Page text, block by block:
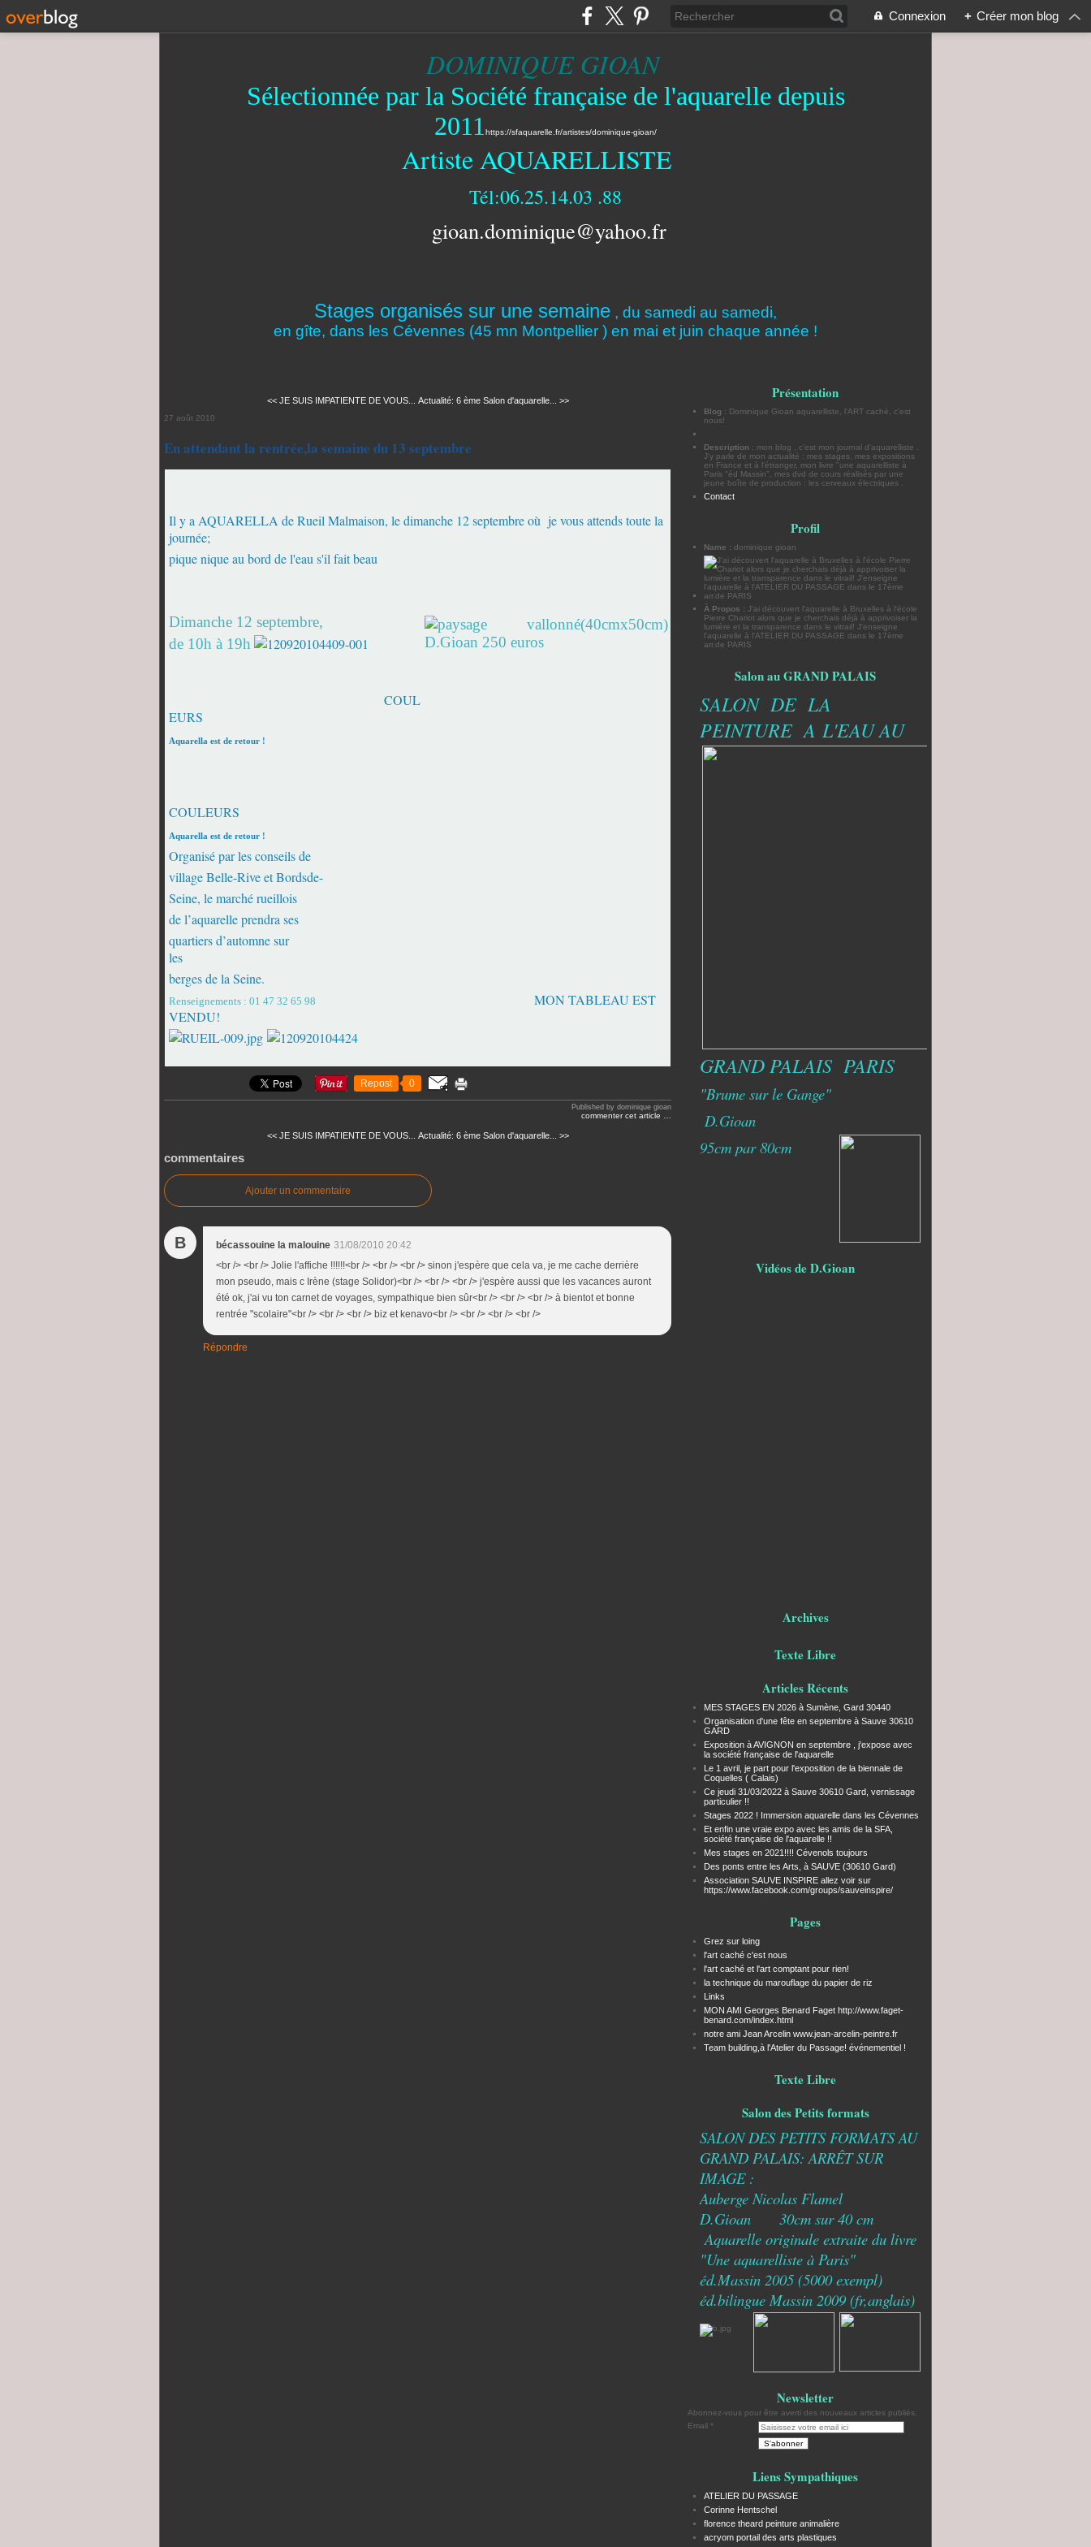
Connexion + Créer mon blog
DOMINIQUE GIOAN
Sélectionnée par la Société française de l'aquarelle depuis
2011 https://sfaquarelle.fr/artistes/dominique-gioan/
Artiste AQUARELLISTE
Tél:06.25.14.03 .88
gioan.dominique@yahoo.fr
Stages organisés sur une semaine , du samedi au samedi,
en gîte, dans les Cévennes (45 mn Montpellier ) en mai et juin chaque année !
<< JE SUIS IMPATIENTE DE VOUS... Actualité: 6 ème Salon d'aquarelle... >>
27 août 2010
En attendant la rentrée,la semaine du 13 septembre
Il y a AQUARELLA de Rueil Malmaison, le dimanche 12 septembre où je vous attends toute la
journée;
pique nique au bord de l'eau s'il fait beau
Dimanche 12 septembre,
de 10h à 19h
COUL
EURS
Aquarella est de retour !
COULEURS
Aquarella est de retour !
Organisé par les conseils de
village Belle-Rive et Bordsde-
Seine, le marché rueillois
de l’aquarelle prendra ses
quartiers d’automne sur
les
berges de la Seine.
Renseignements : 01 47 32 65 98
MON TABLEAU EST
VENDU!
Repost 0
Published by dominique gioan
commenter cet article …
<< JE SUIS IMPATIENTE DE VOUS... Actualité: 6 ème Salon d'aquarelle... >>
commentaires
Ajouter un commentaire
B bécassouine la malouine 31/08/2010 20:42
<br /> <br /> Jolie l'affiche !!!!!!<br /> <br /> <br /> sinon j'espère que cela va, je me cache derrière
mon pseudo, mais c Irène (stage Solidor)<br /> <br /> <br /> j'espère aussi que les vacances auront
été ok, j'ai vu ton carnet de voyages, sympathique bien sûr<br /> <br /> <br /> à bientot et bonne
rentrée "scolaire"<br /> <br /> <br /> biz et kenavo<br /> <br /> <br /> <br />
Répondre
Présentation
Blog : Dominique Gioan aquarelliste, l'ART caché, c'est
nous!
Description : mon blog , c'est mon journal d'aquarelliste .
J'y parle de mon actualité : mes stages, mes expositions
en France et à l'étranger, mon livre "une aquarelliste à
Paris "éd Massin", mes dvd de cours réalisés par une
jeune boîte de production : les cerveaux électriques .
Contact
Profil
Name : dominique gioan
À Propos : J'ai découvert l'aquarelle à Bruxelles à l'école
Pierre Chariot alors que je cherchais déjà à apprivoiser la
lumière et la transparence dans le vitrail! J'enseigne
l'aquarelle à l'ATELIER DU PASSAGE dans le 17ème
arr.de PARIS
Salon au GRAND PALAIS
SALON DE LA
PEINTURE A L'EAU AU
GRAND PALAIS PARIS
"Brume sur le Gange"
D.Gioan
95cm par 80cm
Vidéos de D.Gioan
Archives
Texte Libre
Articles Récents
MES STAGES EN 2026 à Sumène, Gard 30440
Organisation d'une fête en septembre à Sauve 30610
GARD
Exposition à AVIGNON en septembre , j'expose avec
la société française de l'aquarelle
Le 1 avril, je part pour l'exposition de la biennale de
Coquelles ( Calais)
Ce jeudi 31/03/2022 à Sauve 30610 Gard, vernissage
particulier !!
Stages 2022 ! Immersion aquarelle dans les Cévennes
Et enfin une vraie expo avec les amis de la SFA,
société française de l'aquarelle !!
Mes stages en 2021!!!! Cévenols toujours
Des ponts entre les Arts, à SAUVE (30610 Gard)
Association SAUVE INSPIRE allez voir sur
https://www.facebook.com/groups/sauveinspire/
Pages
Grez sur loing
l'art caché c'est nous
l'art caché et l'art comptant pour rien!
la technique du marouflage du papier de riz
Links
MON AMI Georges Benard Faget http://www.faget-
benard.com/index.html
notre ami Jean Arcelin www.jean-arcelin-peintre.fr
Team building,à l'Atelier du Passage! événementiel !
Texte Libre
Salon des Petits formats
SALON DES PETITS FORMATS AU
GRAND PALAIS: ARRÊT SUR
IMAGE :
Auberge Nicolas Flamel
D.Gioan 30cm sur 40 cm
Aquarelle originale extraite du livre
"Une aquarelliste à Paris"
éd.Massin 2005 (5000 exempl)
éd.bilingue Massin 2009 (fr,anglais)
Newsletter
Abonnez-vous pour être averti des nouveaux articles publiés.
Email
Liens Sympathiques
ATELIER DU PASSAGE
Corinne Hentschel
florence theard peinture animalière
acryom portail des arts plastiques